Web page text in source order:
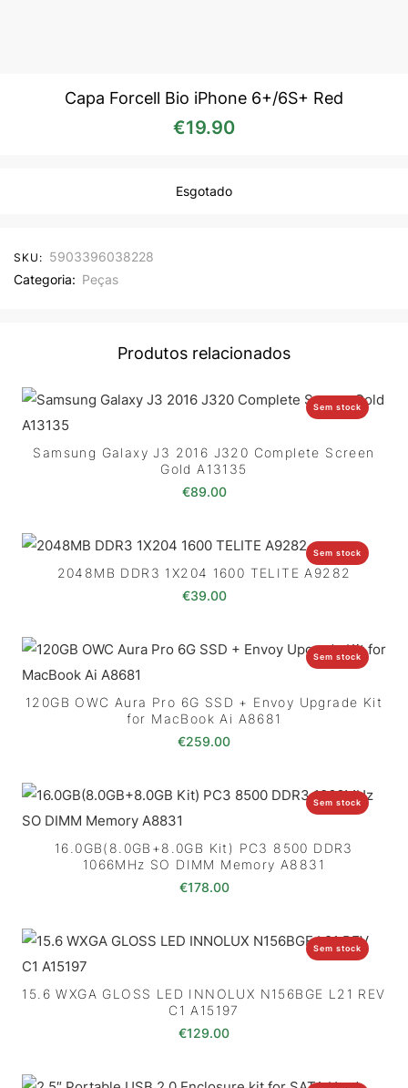
Capa Forcell Bio iPhone 6+/6S+ Red
€19.90
Esgotado
SKU: 5903396038228
Categoria: Peças
Produtos relacionados
Sem stock
Samsung Galaxy J3 2016 J320 Complete Screen
Gold A13135
€89.00
Sem stock
2048MB DDR3 1X204 1600 TELITE A9282
€39.00
Sem stock
120GB OWC Aura Pro 6G SSD + Envoy Upgrade Kit
for MacBook Ai A8681
€259.00
Sem stock
16.0GB(8.0GB+8.0GB Kit) PC3 8500 DDR3
1066MHz SO DIMM Memory A8831
€178.00
Sem stock
15.6 WXGA GLOSS LED INNOLUX N156BGE L21 REV
C1 A15197
€129.00